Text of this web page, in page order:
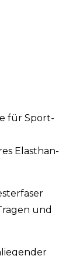
für Sport-
Elasthan-
und